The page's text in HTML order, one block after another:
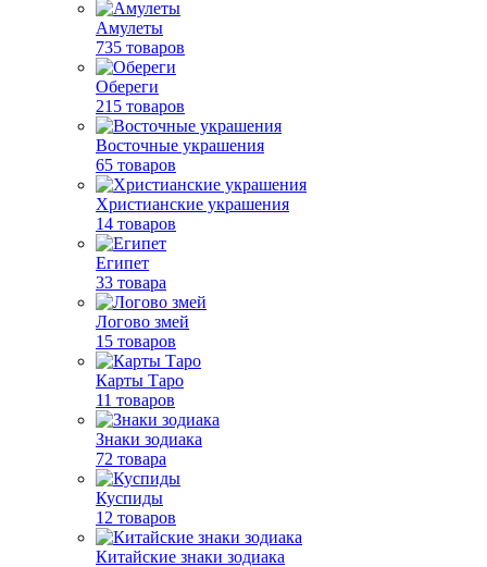
Амулеты
735 товаров
Обереги
215 товаров
Восточные украшения
65 товаров
Христианские украшения
14 товаров
Египет
33 товара
Логово змей
15 товаров
Карты Таро
11 товаров
Знаки зодиака
72 товара
Куспиды
12 товаров
Китайские знаки зодиака